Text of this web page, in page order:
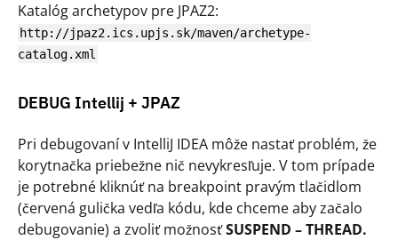
Katalóg archetypov pre JPAZ2:
http://jpaz2.ics.upjs.sk/maven/archetype-
catalog.xml
DEBUG Intellij + JPAZ
Pri debugovaní v IntelliJ IDEA môže nastať problém, že
korytnačka priebežne nič nevykresľuje. V tom prípade
je potrebné kliknúť na breakpoint pravým tlačidlom
(červená gulička vedľa kódu, kde chceme aby začalo
debugovanie) a zvoliť možnosťSUSPEND – THREAD.